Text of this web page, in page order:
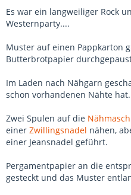
Es war ein langweiliger Rock
Westernparty....
Muster auf einen Pappkarton
Butterbrotpapier
Im Laden nach Nähgarn
schon vorhandenen Nähte hat.
Zwei Spulen auf die
einer Zwillingsnadel nähen,
einer Jeansnadel geführt.
Pergamentpapier an die
gesteckt und das Muster